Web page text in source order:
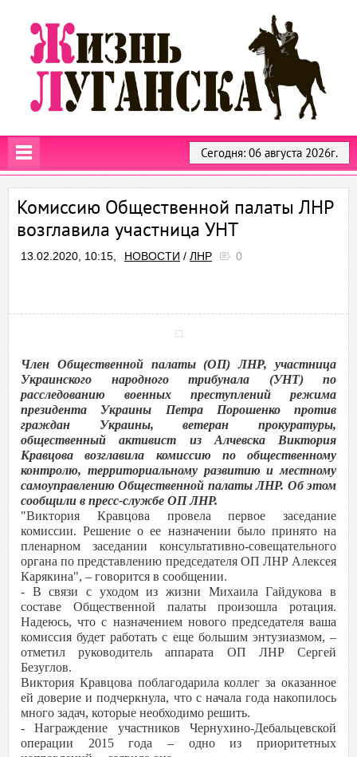
Сегодня: 06 августа 2026г.
Комиссию Общественной палаты ЛНР
возглавила участница УНТ
13.02.2020, 10:15, НОВОСТИ / ЛНР 0
Член Общественной палаты (ОП) ЛНР, участница
Украинского народного трибунала (УНТ) по
расследованию военных преступлений режима
президента Украины Петра Порошенко против
граждан Украины, ветеран прокуратуры,
общественный активист из Алчевска Виктория
Кравцова возглавила комиссию по общественному
контролю, территориальному развитию и местному
самоуправлению Общественной палаты ЛНР. Об этом
сообщили в пресс-службе ОП ЛНР.
"Виктория Кравцова провела первое заседание
комиссии. Решение о ее назначении было принято на
пленарном заседании консультативно-совещательного
органа по представлению председателя ОП ЛНР Алексея
Карякина", – говорится в сообщении.
- В связи с уходом из жизни Михаила Гайдукова в
составе Общественной палаты произошла ротация.
Надеюсь, что с назначением нового председателя ваша
комиссия будет работать с еще большим энтузиазмом, –
отметил руководитель аппарата ОП ЛНР Сергей
Безуглов.
Виктория Кравцова поблагодарила коллег за оказанное
ей доверие и подчеркнула, что с начала года накопилось
много задач, которые необходимо решить.
- Награждение участников Чернухино-Дебальцевской
операции 2015 года – одно из приоритетных